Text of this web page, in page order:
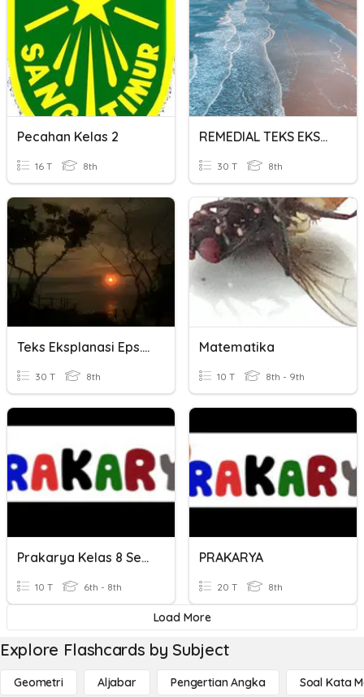
Pecahan Kelas 2
16 T 8th
REMEDIAL TEKS EKSPLANASI 2020/2021
30 T 8th
Teks Eksplanasi Eps. 2
30 T 8th
Matematika
10 T 8th - 9th
Prakarya Kelas 8 Semester 2
10 T 6th - 8th
PRAKARYA
20 T 8th
Load More
Explore Flashcards by Subject
Geometri Aljabar Pengertian Angka Soal Kata